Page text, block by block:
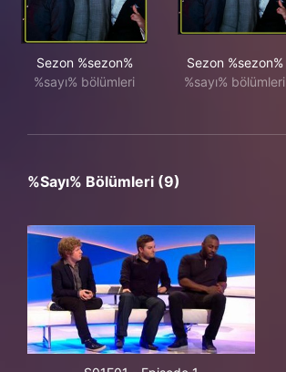
Sezon %sezon%
%sayı% bölümleri
Sezon %sezon%
%sayı% bölümleri
%sayı% Bölümleri (9)